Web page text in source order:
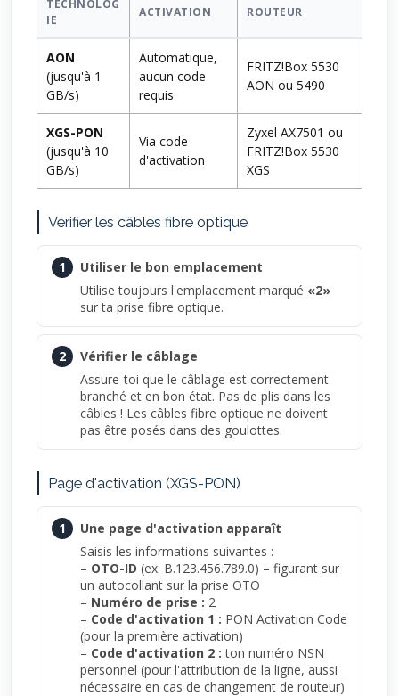
TECHNOLOG
IE
ACTIVATION ROUTEUR
AON
(jusqu'à 1
GB/s)
Automatique,
aucun code
requis
FRITZ!Box 5530
AON ou 5490
XGS-PON
(jusqu'à 10
GB/s)
Via code
d'activation
Zyxel AX7501 ou
FRITZ!Box 5530
XGS
Vérifier les câbles fibre optique
1
Utiliser le bon emplacement
Utilise toujours l'emplacement marqué «2»
sur ta prise fibre optique.
2
Vérifier le câblage
Assure-toi que le câblage est correctement
branché et en bon état. Pas de plis dans les
câbles ! Les câbles fibre optique ne doivent
pas être posés dans des goulottes.
Page d'activation (XGS-PON)
1
Une page d'activation apparaît
Saisis les informations suivantes :
– OTO-ID (ex. B.123.456.789.0) – figurant sur
un autocollant sur la prise OTO
– Numéro de prise : 2
– Code d'activation 1 : PON Activation Code
(pour la première activation)
– Code d'activation 2 : ton numéro NSN
personnel (pour l'attribution de la ligne, aussi
nécessaire en cas de changement de routeur)